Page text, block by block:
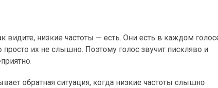
видите, низкие частоты — есть. Они есть в каждом
просто их не слышно. Поэтому голос звучит пискляво и
обратная ситуация, когда низкие частоты слышно